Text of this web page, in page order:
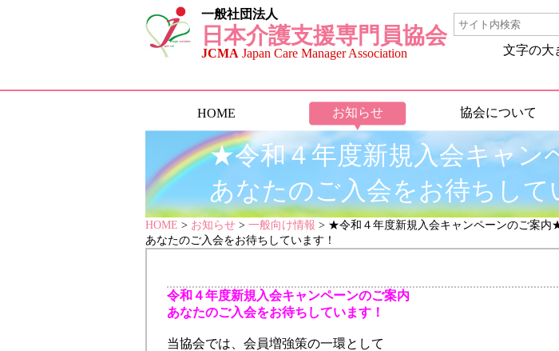
一般社団法人
日本介護支援専門員協会
JCMA Japan Care Manager Association 文字の大
HOME お知らせ 協会について
★令和４年度新規入会キャン
あなたのご入会をお待ちして
HOME > お知らせ > 一般向け情報 > ★令和４年度新規入会キャンペーンのご案内
あなたのご入会をお待ちしています！
令和４年度新規入会キャンペーンのご案内
あなたのご入会をお待ちしています！
当協会では、会員増強策の一環として